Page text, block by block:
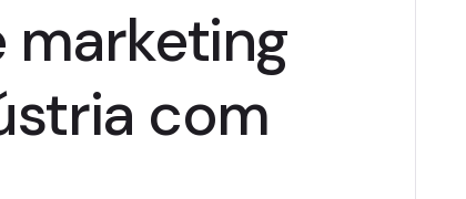
marketing
com